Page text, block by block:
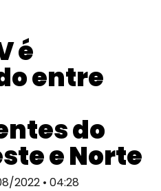
é
entre
do
e Norte
2022 • 04:28